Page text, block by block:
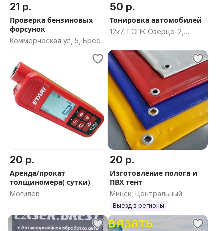
21 р.
Проверка бензиновых
форсунок
Коммерческая ул, 5, Брест,
50 р.
Тонировка автомобилей
12к7, ГСПК Озерцо-2,
Минский район, Минская
область
20 р.
Аренда/прокат
толщиномера( сутки)
Могилев
20 р.
Изготовление полога и
ПВХ тент
Минск, Центральный
Выезд в регионы